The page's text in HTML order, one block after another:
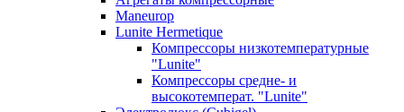
Maneurop
Lunite Hermetique
Компрессоры низкотемпературные
"Lunite"
Компрессоры средне- и
высокотемперат. "Lunite"